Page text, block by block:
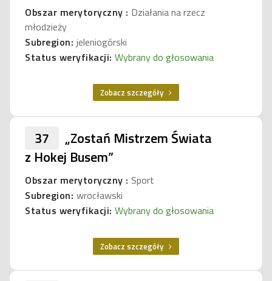
Obszar merytoryczny : Działania na rzecz
młodzieży
Subregion: jeleniogórski
Status weryfikacji: Wybrany do głosowania
Zobacz szczegóły
37
„Zostań Mistrzem Świata
z Hokej Busem”
Obszar merytoryczny : Sport
Subregion: wrocławski
Status weryfikacji: Wybrany do głosowania
Zobacz szczegóły